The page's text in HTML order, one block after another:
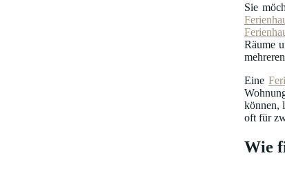
Sie
Räume
Eine
können,
oft für
Wie